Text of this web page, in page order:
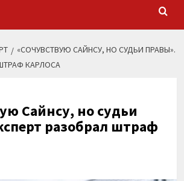
«СОЧУВСТВУЮ САЙНСУ, НО СУДЬИ ПРАВЫ».
КАРЛОСА
Сайнсу, но судьи
разобрал штраф